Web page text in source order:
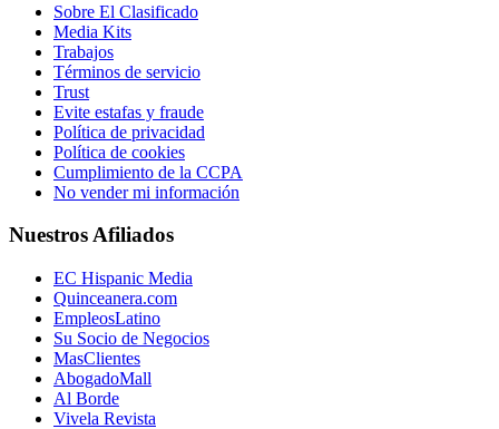
Sobre El Clasificado
Media Kits
Trabajos
Términos de servicio
Trust
Evite estafas y fraude
Política de privacidad
Política de cookies
Cumplimiento de la CCPA
No vender mi información
Nuestros Afiliados
EC Hispanic Media
Quinceanera.com
EmpleosLatino
Su Socio de Negocios
MasClientes
AbogadoMall
Al Borde
Vivela Revista